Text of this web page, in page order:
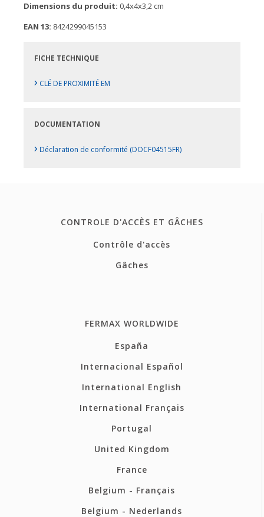
Dimensions du produit: 0,4x4x3,2 cm
EAN 13: 8424299045153
FICHE TECHNIQUE
› CLÉ DE PROXIMITÉ EM
DOCUMENTATION
› Déclaration de conformité (DOCF04515FR)
CONTROLE D'ACCÈS ET GÂCHES
Contrôle d'accès
Gâches
FERMAX WORLDWIDE
España
Internacional Español
International English
International Français
Portugal
United Kingdom
France
Belgium - Français
Belgium - Nederlands